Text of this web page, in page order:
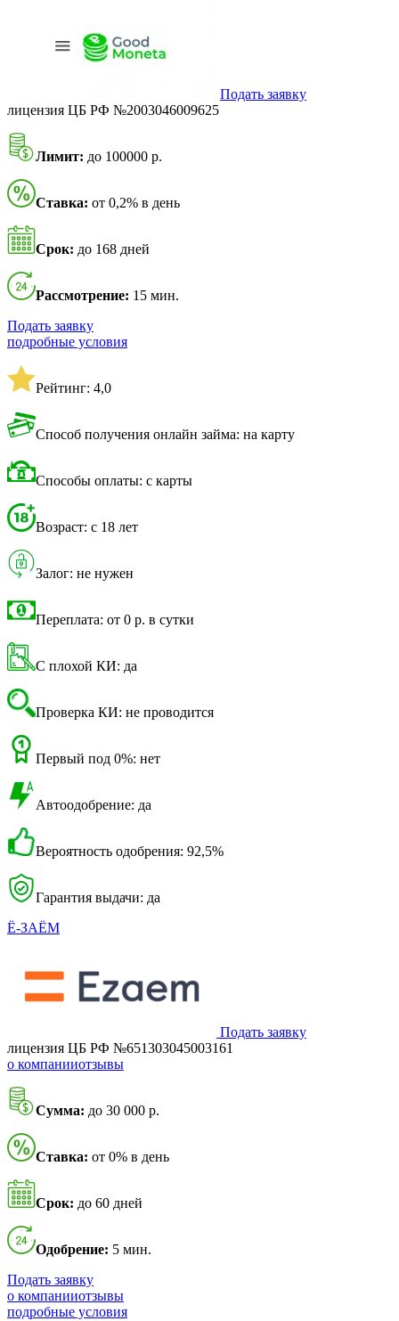
Подать заявку
лицензия ЦБ РФ №2003046009625
Лимит: до 100000 р.
Ставка: от 0,2% в день
Срок: до 168 дней
Рассмотрение: 15 мин.
Подать заявку
подробные условия
Рейтинг: 4,0
Способ получения онлайн займа: на карту
Способы оплаты: с карты
Возраст: с 18 лет
Залог: не нужен
Переплата: от 0 р. в сутки
С плохой КИ: да
Проверка КИ: не проводится
Первый под 0%: нет
Автоодобрение: да
Вероятность одобрения: 92,5%
Гарантия выдачи: да
Ё-ЗАЁМ
Подать заявку
лицензия ЦБ РФ №651303045003161
о компанииотзывы
Сумма: до 30 000 р.
Ставка: от 0% в день
Срок: до 60 дней
Одобрение: 5 мин.
Подать заявку
о компанииотзывы
подробные условия